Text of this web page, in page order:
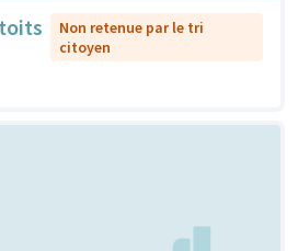
Non retenue par le tri
citoyen